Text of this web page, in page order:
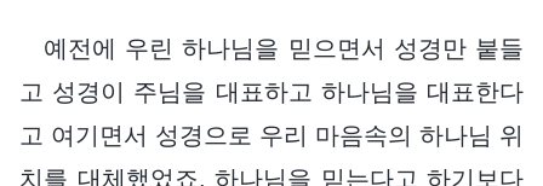
예전에 우린 하나님을 믿으면서 성경만 붙들
고 성경이 주님을 대표하고 하나님을 대표한다
고 여기면서 성경으로 우리 마음속의 하나님 위
치를 대체했었죠. 하나님을 믿는다고 하기보다